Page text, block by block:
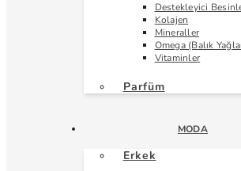
Destekleyici
Kolajen
Mineraller
Omega (Balık
Vitaminler
Parfüm
MODA
Erkek